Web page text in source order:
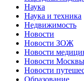
Наука
Наука и техника
Недвижимость
Новости
Новости ЗОЖ
Новости
Новости Москвы
Новости
Образование